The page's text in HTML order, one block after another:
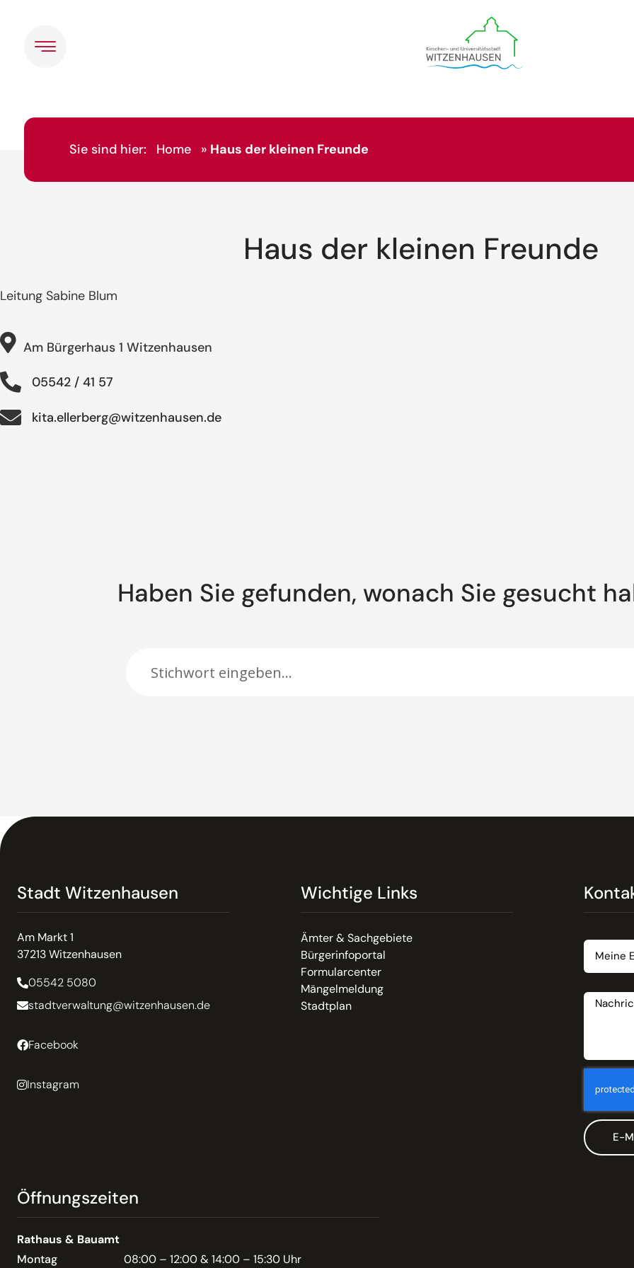
Sie sind hier: Home » Haus der kleinen Freunde
Haus der kleinen Freunde
Leitung Sabine Blum
Am Bürgerhaus 1 Witzenhausen
05542 / 41 57
kita.ellerberg@witzenhausen.de
Haben Sie gefunden, wonach Sie gesucht
Stadt Witzenhausen
Am Markt 1
37213 Witzenhausen
05542 5080
stadtverwaltung@witzenhausen.de
Facebook
Instagram
Wichtige Links
Ämter & Sachgebiete
Bürgerinfoportal
Formularcenter
Mängelmeldung
Stadtplan
E-
Öffnungszeiten
Rathaus & Bauamt
Montag
08:00 – 12:00 & 14:00 – 15:30 Uhr